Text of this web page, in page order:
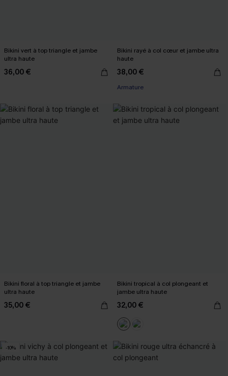
Bikini vert à top triangle et jambe
ultra haute
36,00 €
Bikini rayé à col cœur et jambe ultra
haute
38,00 €
Armature
Bikini floral à top triangle et jambe
ultra haute
35,00 €
Bikini tropical à col plongeant et
jambe ultra haute
32,00 €
-10%